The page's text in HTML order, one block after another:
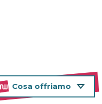
Cosa offriamo